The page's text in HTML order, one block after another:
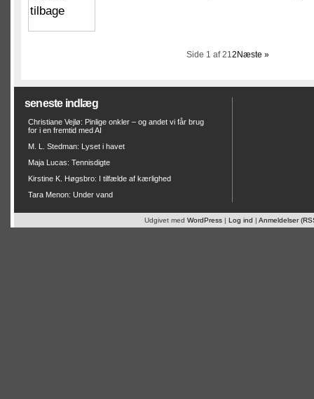
Side 1 af 212 Næste »
seneste indlæg
Christiane Vejlø: Pinlige onkler – og andet vi får brug
for i en fremtid med AI
M. L. Stedman: Lyset i havet
Maja Lucas: Tennisdigte
Kirstine K. Høgsbro: I tilfælde af kærlighed
Tara Menon: Under vand
Udgivet med WordPress | Log ind | Anmeldelser